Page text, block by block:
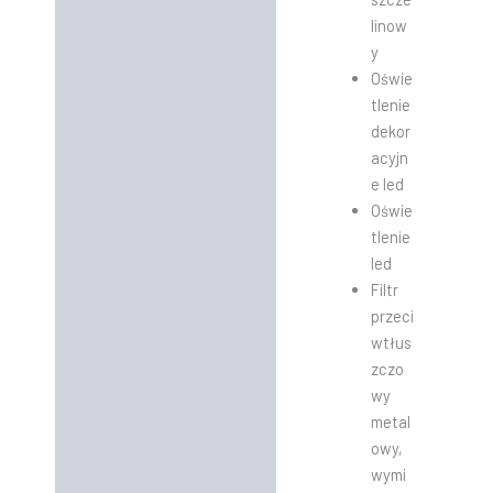
linow
y
Oświe
tlenie
dekor
acyjn
e led
Oświe
tlenie
led
Filtr
przeci
wtłus
zczo
wy
metal
owy,
wymi